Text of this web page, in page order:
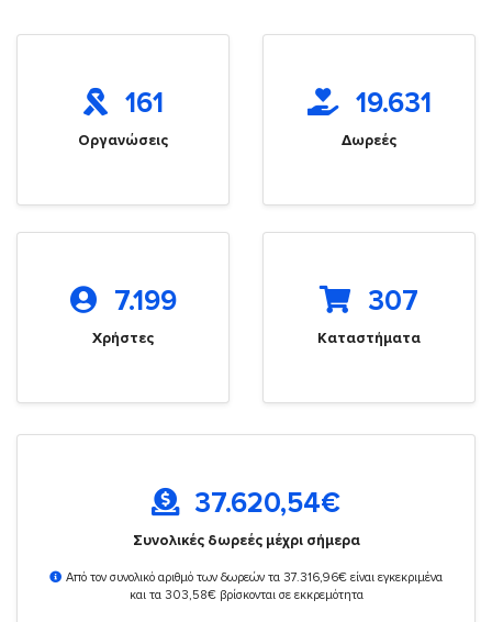
161
Οργανώσεις
19.631
Δωρεές
7.199
Χρήστες
307
Καταστήματα
37.620,54€
Συνολικές δωρεές μέχρι σήμερα
Από τον συνολικό αριθμό των δωρεών τα 37.316,96€ είναι εγκεκριμένα
και τα 303,58€ βρίσκονται σε εκκρεμότητα